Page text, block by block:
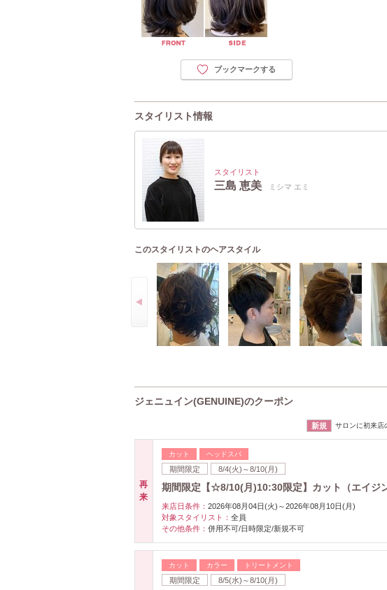
ブックマークする
スタイリスト情報
スタイリスト
三島 恵美 ミシマ エミ
このスタイリストのヘアスタイル
ジェニュイン(GENUINE)のクーポン
新規 サロンに初来店
再
来
カット ヘッドスパ
期間限定 8/4(火)～8/10(月)
期間限定【☆8/10(月)10:30限定】カット（エイジ
来店日条件： 2026年08月04日(火)～2026年08月10日(月)
対象スタイリスト： 全員
その他条件： 併用不可/日時限定/新規不可
カット カラー トリートメント
期間限定 8/5(水)～8/10(月)